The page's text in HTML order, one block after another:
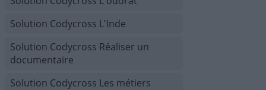
Solution Codycross L'Inde
Solution Codycross Réaliser un
documentaire
Solution Codycross Les métiers